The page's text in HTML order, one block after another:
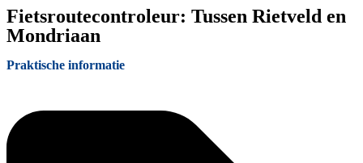
Fietsroutecontroleur: Tussen Rietveld en
Mondriaan
Praktische informatie